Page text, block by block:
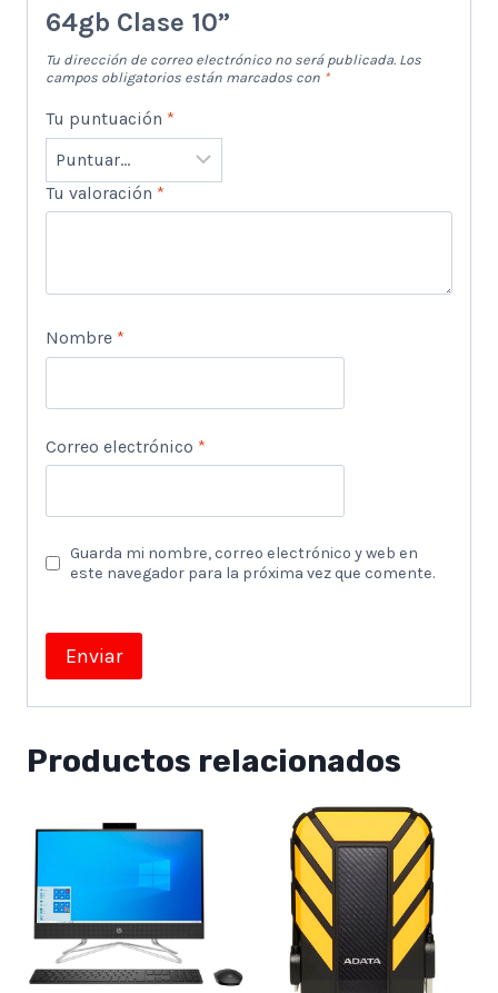
64gb Clase 10”
Tu dirección de correo electrónico no será publicada. Los
campos obligatorios están marcados con *
Tu puntuación *
Tu valoración *
Nombre *
Correo electrónico *
Guarda mi nombre, correo electrónico y web en
este navegador para la próxima vez que comente.
Productos relacionados